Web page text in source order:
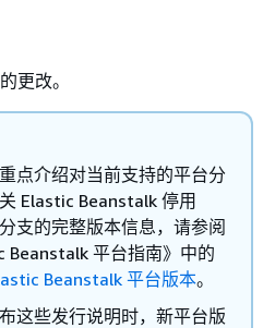
更改。
点介绍对当前支持的平台分
Elastic Beanstalk 停用
分支的完整版本信息，请参阅
Beanstalk 平台指南》 中的
Beanstalk 平台版本。
这些发行说明时，新平台版